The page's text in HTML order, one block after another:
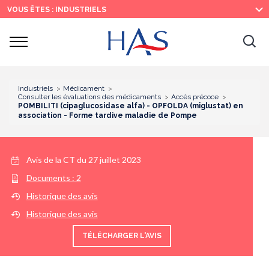
Recherche
Menu
principal
Contenu
principal
VOUS ÊTES : INDUSTRIELS
Ouvrir
Industriels
Médicament
Consulter les évaluations des médicaments
Accès précoce
POMBILITI (cipaglucosidase alfa) - OPFOLDA (miglustat) en
association - Forme tardive maladie de Pompe
Avis de la CT du 27 juillet 2023
Documents : 2
Historique des avis
Historique des avis
TÉLÉCHARGER L'AVIS